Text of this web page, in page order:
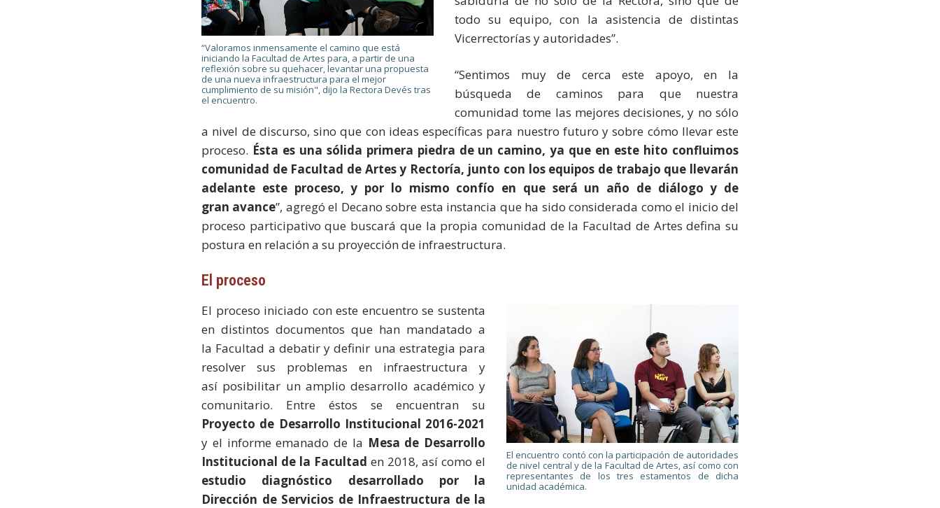
“Valoramos inmensamente el camino que está
iniciando la Facultad de Artes para, a partir de una
reflexión sobre su quehacer, levantar una propuesta
de una nueva infraestructura para el mejor
cumplimiento de su misión", dijo la Rectora Devés tras
el encuentro.
todo su equipo, con la asistencia de distintas
Vicerrectorías y autoridades”.
“Sentimos muy de cerca este apoyo, en la
búsqueda de caminos para que nuestra
comunidad tome las mejores decisiones, y no sólo
a nivel de discurso, sino que con ideas específicas para nuestro futuro y sobre cómo llevar este
proceso. Ésta es una sólida primera piedra de un camino, ya que en este hito confluimos
comunidad de Facultad de Artes y Rectoría, junto con los equipos de trabajo que llevarán
adelante este proceso, y por lo mismo confío en que será un año de diálogo y de
gran avance”, agregó el Decano sobre esta instancia que ha sido considerada como el inicio del
proceso participativo que buscará que la propia comunidad de la Facultad de Artes defina su
postura en relación a su proyección de infraestructura.
El proceso
El encuentro contó con la participación de autoridades
de nivel central y de la Facultad de Artes, así como con
representantes de los tres estamentos de dicha
unidad académica.
El proceso iniciado con este encuentro se sustenta
en distintos documentos que han mandatado a
la Facultad a debatir y definir una estrategia para
resolver sus problemas en infraestructura y
así posibilitar un amplio desarrollo académico y
comunitario. Entre éstos se encuentran su
Proyecto de Desarrollo Institucional 2016-2021
y el informe emanado de la Mesa de Desarrollo
Institucional de la Facultad en 2018, así como el
estudio diagnóstico desarrollado por la
Dirección de Servicios de Infraestructura de la